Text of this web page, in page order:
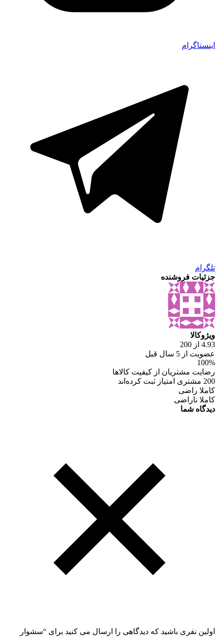
اینستاگرام
تلگرام
جزئیات فروشنده
ویژوکالا
4.93 از 200
عضویت از 5 سال قبل
100%
رضایت مشتریان از کیفیت کالاها
200 مشتری امتیاز ثبت کرده‌اند
کاملا راضی
کاملا ناراضی
دیدگاه شما
اولین نفری باشید که دیدگاهی را ارسال می کنید برای “سشوار